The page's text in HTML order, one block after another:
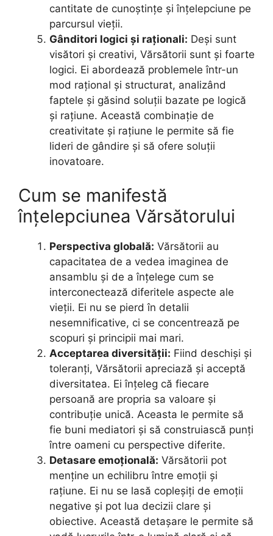
cantitate de cunoștințe și înțelepciune pe
parcursul vieții.
Gânditori logici și raționali: Deși sunt
visători și creativi, Vărsătorii sunt și foarte
logici. Ei abordează problemele într-un
mod rațional și structurat, analizând
faptele și găsind soluții bazate pe logică
și rațiune. Această combinație de
creativitate și rațiune le permite să fie
lideri de gândire și să ofere soluții
inovatoare.
Cum se manifestă
înțelepciunea Vărsătorului
Perspectiva globală: Vărsătorii au
capacitatea de a vedea imaginea de
ansamblu și de a înțelege cum se
interconectează diferitele aspecte ale
vieții. Ei nu se pierd în detalii
nesemnificative, ci se concentrează pe
scopuri și principii mai mari.
Acceptarea diversității: Fiind deschiși și
toleranți, Vărsătorii apreciază și acceptă
diversitatea. Ei înțeleg că fiecare
persoană are propria sa valoare și
contribuție unică. Aceasta le permite să
fie buni mediatori și să construiască punți
între oameni cu perspective diferite.
Detasare emoțională: Vărsătorii pot
menține un echilibru între emoții și
rațiune. Ei nu se lasă copleșiți de emoții
negative și pot lua decizii clare și
obiective. Această detașare le permite să